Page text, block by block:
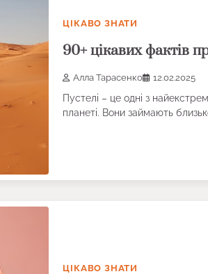
ЦІКАВО ЗНАТИ
90+ цікавих фактів
Алла Тарасенко 12.02.2025
Пустелі – це одні з
планеті. Вони займають
ЦІКАВО ЗНАТИ